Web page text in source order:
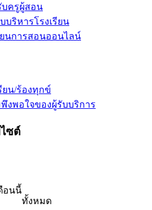
บครูผู้สอน
ริหารโรงเรียน
นการสอนออนไลน์
ยน/ร้องทุกข์
งพอใจของผู้รับบริการ
ซต์
อนนี้
ทั้งหมด